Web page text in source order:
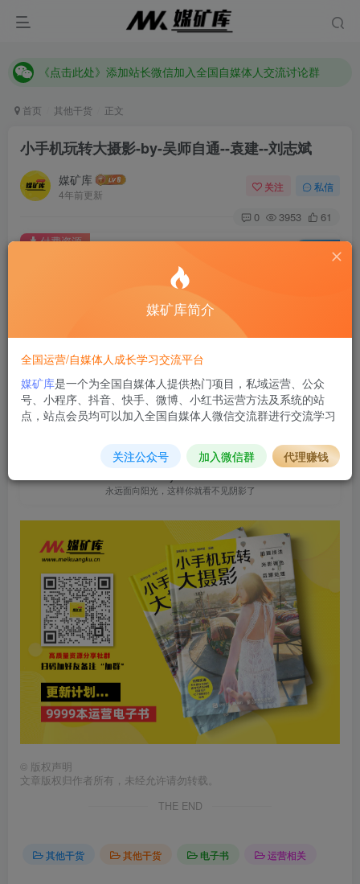
《点击此处》添加站长微信加入全国自媒体人交流讨论群
《点击此处》添加站长微信加入全国自媒体人交流讨论群
首页 其他干货 正文
小手机玩转大摄影-by-吴师自通--袁建--刘志斌
媒矿库
4年前更新
关注 私信
0 3953 61
小手机玩转大摄影-by-吴师自通--袁建--刘志斌
此内容为付费资源，请付费后查看
9.9 限时特惠
19.9
立即购买
您当前未登录！建议登陆后购买，可保存购买订单
付费资源
Turn your face to the sun and the shadows fall behind
永远面向阳光，这样你就看不见阴影了
© 版权声明
文章版权归作者所有，未经允许请勿转载。
THE END
其他干货 其他干货 电子书 运营相关
媒矿库简介
全国运营/自媒体人成长学习交流平台
媒矿库是一个为全国自媒体人提供热门项目，私域运营、公众
号、小程序、抖音、快手、微博、小红书运营方法及系统的站
点，站点会员均可以加入全国自媒体人微信交流群进行交流学习
关注公众号 加入微信群 代理赚钱